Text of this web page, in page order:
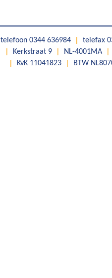
telefoon 0344 636984
telefax
Kerkstraat 9 NL-4001MA
KvK 11041823 BTW